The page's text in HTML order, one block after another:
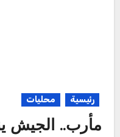
رئيسية محليات
مأرب.. الجيش